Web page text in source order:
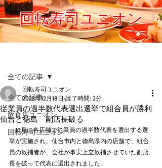
回転寿司ユニオン
全ての記事
飲食店ユニオン
回転寿司ユニオン
全ての記事
従業員の過半数代表選出選挙で組合員が勝利
仙台と徳島 副店長破る
回転寿司ユニオン
2023年12月18日 読了時間: 2分
10月に各店舗で従業員の過半数代表を選出する選
挙が実施され、仙台市内と徳島県内の店舗で、組合
員の候補者が、会社が事実上立候補させていた副店
長を破って代表に選出されました。